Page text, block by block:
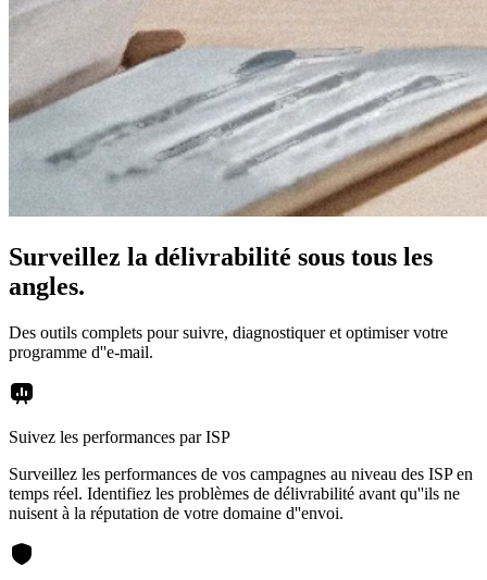
Surveillez la délivrabilité sous tous les
angles.
Des outils complets pour suivre, diagnostiquer et optimiser votre
programme d''e-mail.
Suivez les performances par ISP
Surveillez les performances de vos campagnes au niveau des ISP en
temps réel. Identifiez les problèmes de délivrabilité avant qu''ils ne
nuisent à la réputation de votre domaine d''envoi.